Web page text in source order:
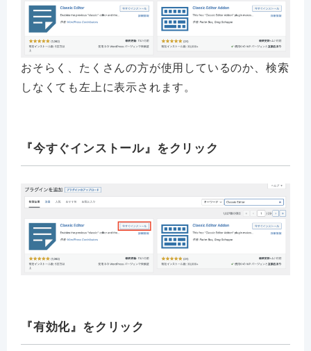
おそらく、たくさんの方が使用しているのか、検索
しなくても左上に表示されます。
『今すぐインストール』をクリック
『有効化』をクリック